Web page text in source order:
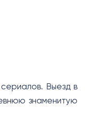
Выезд в
знаменитую